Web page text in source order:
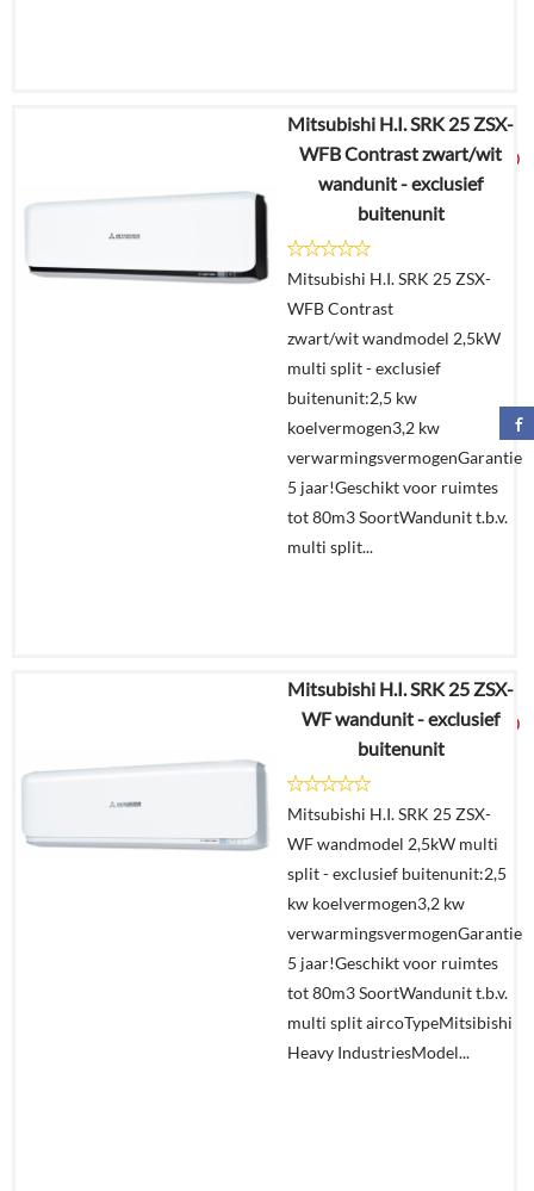
€3.055,25
€1.599,00
Offerte
In
winkelmand
Mitsubishi H.I. SRK 25 ZSX-
WFB Contrast zwart/wit
wandunit - exclusief
buitenunit
Mitsubishi H.I. SRK 25 ZSX-
WFB Contrast
zwart/wit wandmodel 2,5kW
multi split - exclusief
buitenunit:2,5 kw
koelvermogen3,2 kw
verwarmingsvermogenGarantie
5 jaar!Geschikt voor ruimtes
tot 80m3 SoortWandunit t.b.v.
multi split...
€2.329,25
€1.225,00
Offerte
aanvragen?
In
winkelmand
Mitsubishi H.I. SRK 25 ZSX-
WF wandunit - exclusief
buitenunit
Mitsubishi H.I. SRK 25 ZSX-
WF wandmodel 2,5kW multi
split - exclusief buitenunit:2,5
kw koelvermogen3,2 kw
verwarmingsvermogenGarantie
5 jaar!Geschikt voor ruimtes
tot 80m3 SoortWandunit t.b.v.
multi split aircoTypeMitsibishi
Heavy IndustriesModel...